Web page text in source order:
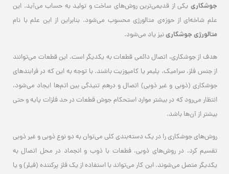
جوشکاری یکی از قدیمی‌ترین روش‌های ساخت و تولید به حساب می‌آید. این
علم شاخه‌ای از حوزه‌ی متالورژی محسوب می‌شود. بنابراین از این علم با نام
متالورژی جوشکارینیز یاد می‌شود.
هدف از جوشکاری، اتصال دائمی قطعات به یکدیگر است. این قطعات می‌توانند
از جنس فلز، سرامیک، پلیمر یا کامپوزیت باشند. با توجه به این که در فرابندهای
جوشکاری (ذوبی و غیر ذوبی) اتصال و درهم تنیدگی بین اتم‌ها ایجاد می‌شود،
انتظار می‌رود که در بیشتر موارد استحکام جوش قطعات در حد فلزات پایه و حتی
بیشتر از آن‌ها باشد.
روش‌های جوشکاری را در یک دسته‌بندی کلی می‌توان به دو نوع ذوبی و غیر ذوبی
تقسیم کرد. در روش‌های ذوبی، فطعات با ذوب و انجماد در محل اتصال به
یکدیگر متصل می‌شوند. این کار می‌تواند با استفاده از یک فلز پرکننده (فیلر) و یا